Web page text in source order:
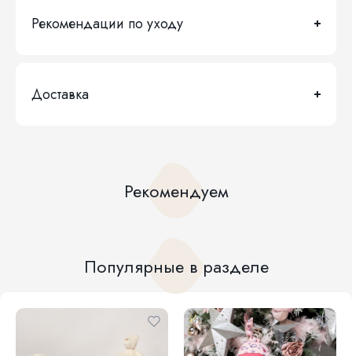
Рекомендации по уходу
Доставка
Рекомендуем
Популярные в разделе